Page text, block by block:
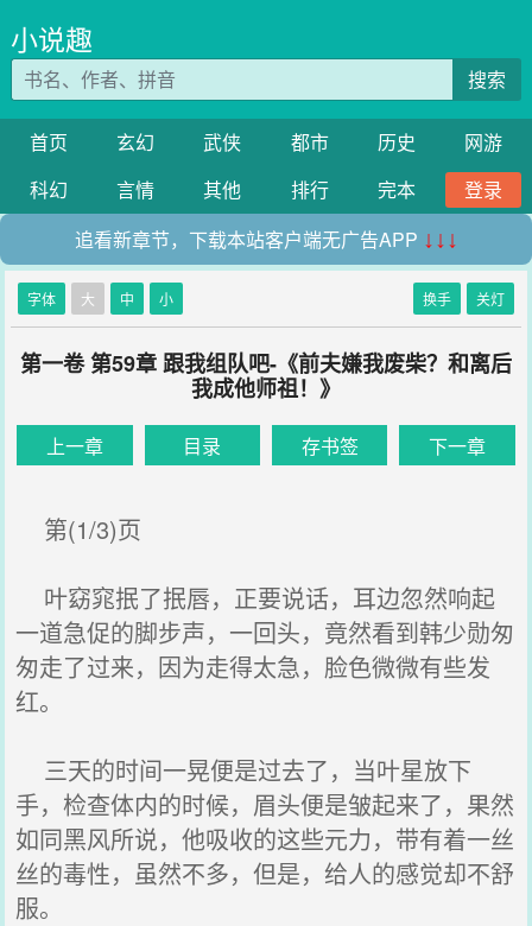
小说趣
搜索
首页 玄幻 武侠 都市 历史
网游
科幻
言情 其他 排行 完本
登录
追看新章节，下载本站客户端无广告APP ↓↓↓
字体 大 中 小 换手 关灯
第一卷 第59章 跟我组队吧-《前夫嫌我废柴？和离后
我成他师祖！》
上一章 目录 存书签 下一章
第(1/3)页
叶窈窕抿了抿唇，正要说话，耳边忽然响起
一道急促的脚步声，一回头，竟然看到韩少勋匆
匆走了过来，因为走得太急，脸色微微有些发
红。
三天的时间一晃便是过去了，当叶星放下
手，检查体内的时候，眉头便是皱起来了，果然
如同黑风所说，他吸收的这些元力，带有着一丝
丝的毒性，虽然不多，但是，给人的感觉却不舒
服。